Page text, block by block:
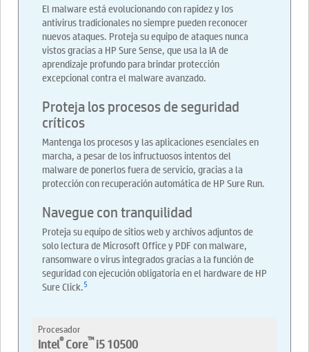
El malware está evolucionando con rapidez y los
antivirus tradicionales no siempre pueden reconocer
nuevos ataques. Proteja su equipo de ataques nunca
vistos gracias a HP Sure Sense, que usa la IA de
aprendizaje profundo para brindar protección
excepcional contra el malware avanzado.
Proteja los procesos de seguridad
críticos
Mantenga los procesos y las aplicaciones esenciales en
marcha, a pesar de los infructuosos intentos del
malware de ponerlos fuera de servicio, gracias a la
protección con recuperación automática de HP Sure Run.
Navegue con tranquilidad
Proteja su equipo de sitios web y archivos adjuntos de
solo lectura de Microsoft Office y PDF con malware,
ransomware o virus integrados gracias a la función de
seguridad con ejecución obligatoria en el hardware de HP
Sure Click.5
Procesador
Intel®Core™i5 10500